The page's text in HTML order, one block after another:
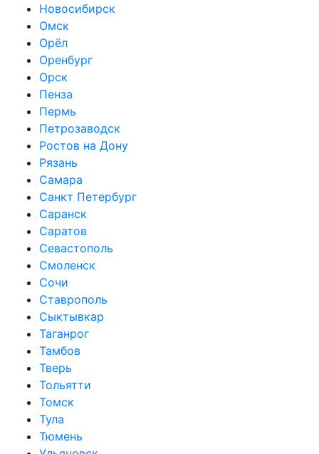
Новосибирск
Омск
Орёл
Оренбург
Орск
Пенза
Пермь
Петрозаводск
Ростов на Дону
Рязань
Самара
Санкт Петербург
Саранск
Саратов
Севастополь
Смоленск
Сочи
Ставрополь
Сыктывкар
Таганрог
Тамбов
Тверь
Тольятти
Томск
Тула
Тюмень